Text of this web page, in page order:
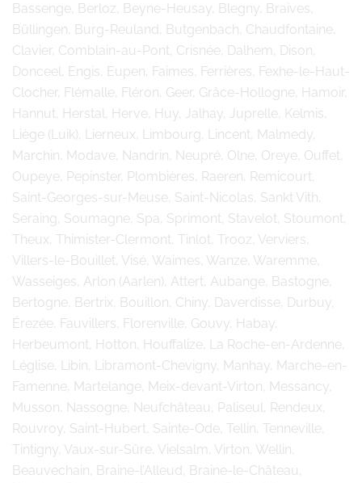
Bassenge, Berloz, Beyne-Heusay, Blegny, Braives,
Büllingen, Burg-Reuland, Butgenbach, Chaudfontaine,
Clavier, Comblain-au-Pont, Crisnée, Dalhem, Dison,
Donceel, Engis, Eupen, Faimes, Ferrières, Fexhe-le-Haut-
Clocher, Flémalle, Fléron, Geer, Grâce-Hollogne, Hamoir,
Hannut, Herstal, Herve, Huy, Jalhay, Juprelle, Kelmis,
Liège (Luik), Lierneux, Limbourg, Lincent, Malmedy,
Marchin, Modave, Nandrin, Neupré, Olne, Oreye, Ouffet,
Oupeye, Pepinster, Plombières, Raeren, Remicourt,
Saint-Georges-sur-Meuse, Saint-Nicolas, Sankt Vith,
Seraing, Soumagne, Spa, Sprimont, Stavelot, Stoumont,
Theux, Thimister-Clermont, Tinlot, Trooz, Verviers,
Villers-le-Bouillet, Visé, Waimes, Wanze, Waremme,
Wasseiges, Arlon (Aarlen), Attert, Aubange, Bastogne,
Bertogne, Bertrix, Bouillon, Chiny, Daverdisse, Durbuy,
Érezée, Fauvillers, Florenville, Gouvy, Habay,
Herbeumont, Hotton, Houffalize, La Roche-en-Ardenne,
Léglise, Libin, Libramont-Chevigny, Manhay, Marche-en-
Famenne, Martelange, Meix-devant-Virton, Messancy,
Musson, Nassogne, Neufchâteau, Paliseul, Rendeux,
Rouvroy, Saint-Hubert, Sainte-Ode, Tellin, Tenneville,
Tintigny, Vaux-sur-Sûre, Vielsalm, Virton, Wellin,
Beauvechain, Braine-l’Alleud, Braine-le-Château,